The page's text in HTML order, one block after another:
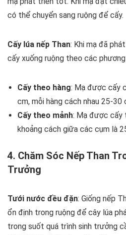
có thể chuyển sang ruộng để cấy.
Cấy lúa nếp Than: Khi mạ đã
cấy xuống ruộng theo các
Cấy theo hàng: Mạ được cấy
cm, mỗi hàng cách nhau 25-30
Cấy theo mảnh: Mạ được cấy
khoảng cách giữa các cụm là
4. Chăm Sóc Nếp Than
Trưởng
Tưới nước đều đặn: Giống nếp
ổn định trong ruộng để cây lúa
trong suốt quá trình sinh trưởng